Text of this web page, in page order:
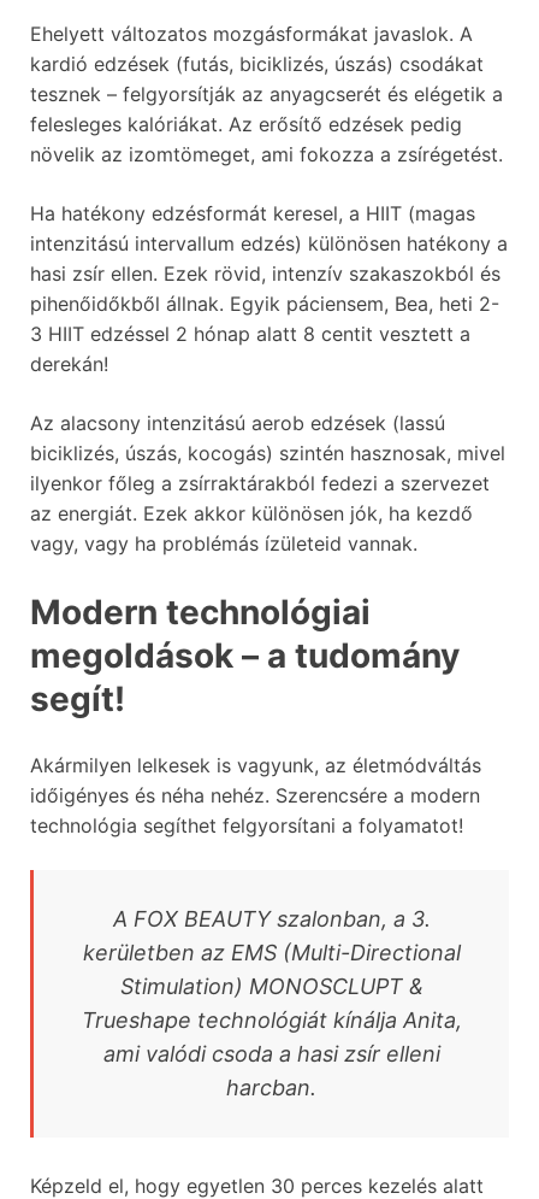
Ehelyett változatos mozgásformákat javaslok. A
kardió edzések (futás, biciklizés, úszás) csodákat
tesznek – felgyorsítják az anyagcserét és elégetik a
felesleges kalóriákat. Az erősítő edzések pedig
növelik az izomtömeget, ami fokozza a zsírégetést.
Ha hatékony edzésformát keresel, a HIIT (magas
intenzitású intervallum edzés) különösen hatékony a
hasi zsír ellen. Ezek rövid, intenzív szakaszokból és
pihenőidőkből állnak. Egyik páciensem, Bea, heti 2-
3 HIIT edzéssel 2 hónap alatt 8 centit vesztett a
derekán!
Az alacsony intenzitású aerob edzések (lassú
biciklizés, úszás, kocogás) szintén hasznosak, mivel
ilyenkor főleg a zsírraktárakból fedezi a szervezet
az energiát. Ezek akkor különösen jók, ha kezdő
vagy, vagy ha problémás ízületeid vannak.
Modern technológiai
megoldások – a tudomány
segít!
Akármilyen lelkesek is vagyunk, az életmódváltás
időigényes és néha nehéz. Szerencsére a modern
technológia segíthet felgyorsítani a folyamatot!
A FOX BEAUTY szalonban, a 3.
kerületben az EMS (Multi-Directional
Stimulation) MONOSCLUPT &
Trueshape technológiát kínálja Anita,
ami valódi csoda a hasi zsír elleni
harcban.
Képzeld el, hogy egyetlen 30 perces kezelés alatt